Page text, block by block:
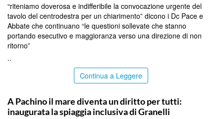
“riteniamo doverosa e indifferibile la convocazione urgente del
tavolo del centrodestra per un chiarimento” dicono i Dc Pace e
Abbate che continuano “le questioni sollevate che stanno
portando esecutivo e maggioranza verso una direzione di non
ritorno”
..
Continua a Leggere
A Pachino il mare diventa un diritto per tutti:
inaugurata la spiaggia inclusiva di Granelli